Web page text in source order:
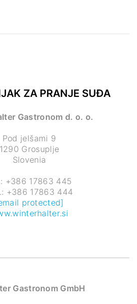
ZA PRANJE SUĐA
Gastronom d. o. o.
Pod jelšami 9
1290 Grosuplje
Slovenia
+386 17863 445
+386 17863 444
protected]
Gastronom GmbH